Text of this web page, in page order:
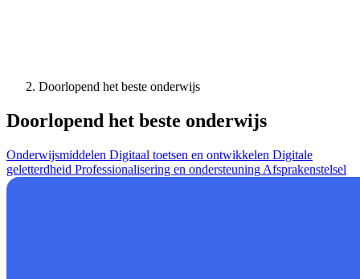
Doorlopend het beste onderwijs
Doorlopend het beste onderwijs
Onderwijsmiddelen Digitaal toetsen en ontwikkelen Digitale
geletterdheid Professionalisering en ondersteuning Afsprakenstelsel